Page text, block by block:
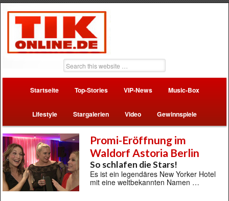
Startseite Top-Stories VIP-News Music-Box
Lifestyle Stargalerien Video Gewinnspiele
Promi-Eröffnung im
Waldorf Astoria Berlin
So schlafen die Stars!
Es ist ein legendäres New Yorker Hotel
mit eine weltbekannten Namen …